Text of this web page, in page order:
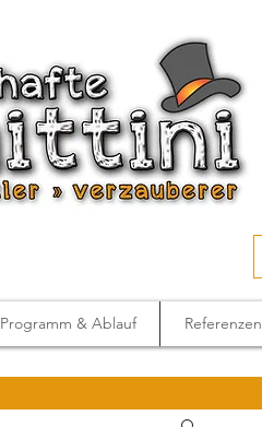
Programm & Ablauf Referenzen